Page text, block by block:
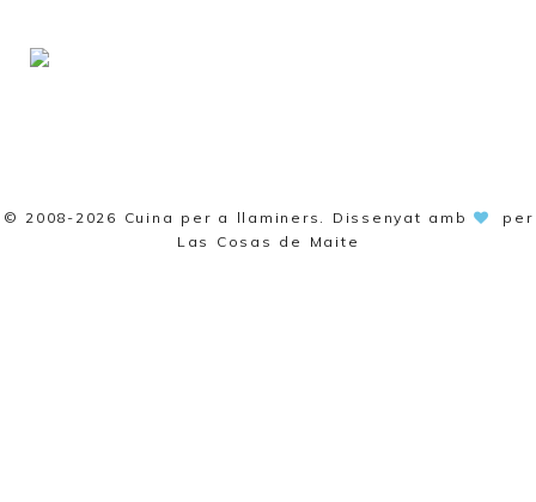
© 2008-2026 Cuina per a llaminers . Dissenyat amb
per
Las Cosas de Maite